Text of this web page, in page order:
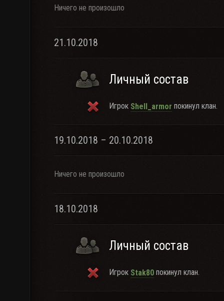
Ничего не произошло
21.10.2018
Личный состав
Игрок Shell_armor покинул клан.
19.10.2018 – 20.10.2018
Ничего не произошло
18.10.2018
Личный состав
Игрок Stak80 покинул клан.